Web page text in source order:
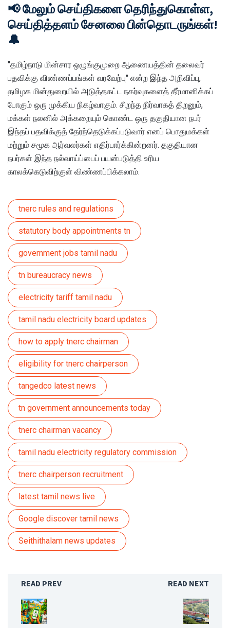
📢 மேலும் செய்திகளை தெரிந்துகொள்ள,
செய்தித்தளம் சேனலை பின்தொடருங்கள்!
🔔
"தமிழ்நாடு மின்சார ஒழுங்குமுறை ஆணையத்தின் தலைவர்
பதவிக்கு விண்ணப்பங்கள் வரவேற்பு" என்ற இந்த அறிவிப்பு,
தமிழக மின்துறையில் அடுத்தகட்ட நகர்வுகளைத் தீர்மானிக்கப்
போகும் ஒரு முக்கிய நிகழ்வாகும். சிறந்த நிர்வாகத் திறனும்,
மக்கள் நலனில் அக்கறையும் கொண்ட ஒரு தகுதியான நபர்
இந்தப் பதவிக்குத் தேர்ந்தெடுக்கப்படுவார் எனப் பொதுமக்கள்
மற்றும் சமூக ஆர்வலர்கள் எதிர்பார்க்கின்றனர். தகுதியான
நபர்கள் இந்த நல்வாய்ப்பைப் பயன்படுத்தி உரிய
காலக்கெடுவிற்குள் விண்ணப்பிக்கலாம்.
tnerc rules and regulations
statutory body appointments tn
government jobs tamil nadu
tn bureaucracy news
electricity tariff tamil nadu
tamil nadu electricity board updates
how to apply tnerc chairman
eligibility for tnerc chairperson
tangedco latest news
tn government announcements today
tnerc chairman vacancy
tamil nadu electricity regulatory commission
tnerc chairperson recruitment
latest tamil news live
Google discover tamil news
Seithithalam news updates
READ PREV READ NEXT